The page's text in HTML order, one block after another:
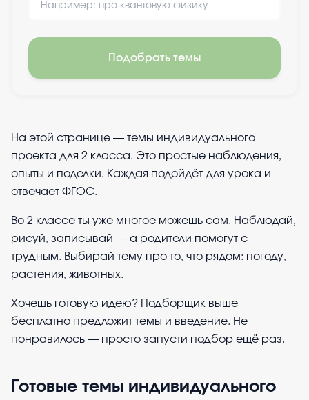
Подобрать темы
На этой странице — темы индивидуального
проекта для 2 класса. Это простые наблюдения,
опыты и поделки. Каждая подойдёт для урока и
отвечает ФГОС.
Во 2 классе ты уже многое можешь сам. Наблюдай,
рисуй, записывай — а родители помогут с
трудным. Выбирай тему про то, что рядом: погоду,
растения, животных.
Хочешь готовую идею? Подборщик выше
бесплатно предложит темы и введение. Не
понравилось — просто запусти подбор ещё раз.
Готовые темы индивидуального